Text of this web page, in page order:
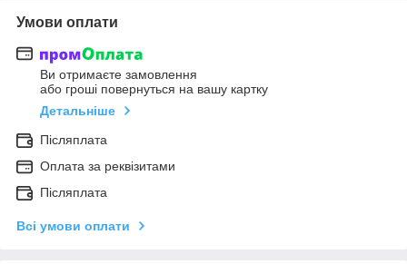
Умови оплати
Ви отримаєте замовлення
або гроші повернуться на вашу картку
Детальніше
Післяплата
Оплата за реквізитами
Післяплата
Всі умови оплати